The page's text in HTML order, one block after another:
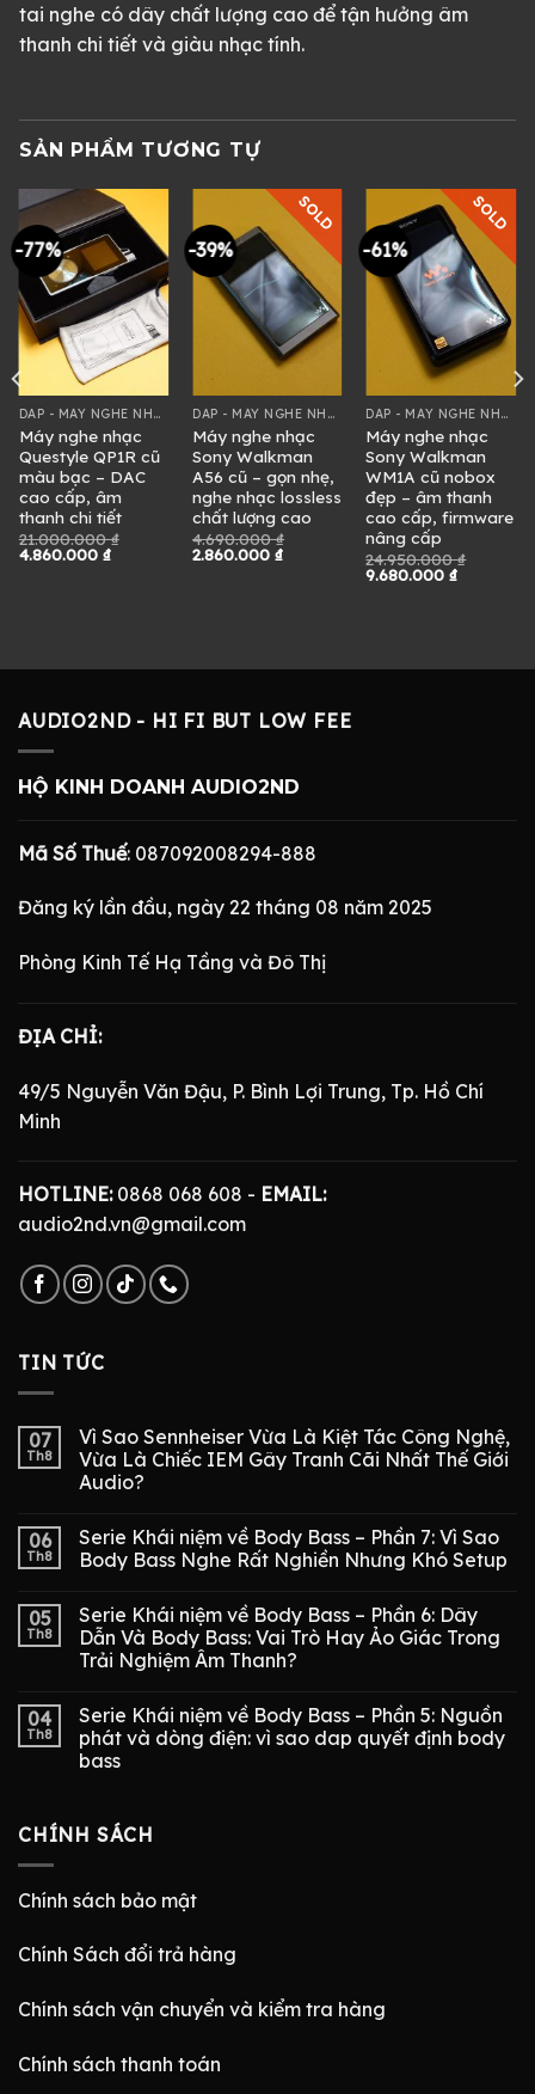
tai nghe có dây chất lượng cao để tận hưởng âm
thanh chi tiết và giàu nhạc tính.
SẢN PHẨM TƯƠNG TỰ
-77%
DAP - MÁY NGHE NHẠC
Máy nghe nhạc
Questyle QP1R cũ
màu bạc – DAC
cao cấp, âm
thanh chi tiết
21.000.000₫
Giá
4.860.000 ₫Giá
-39%
SOLD
DAP - MÁY NGHE NHẠC
Máy nghe nhạc
Sony Walkman
A56 cũ – gọn nhẹ,
nghe nhạc lossless
chất lượng cao
4.690.000₫
Giá
2.860.000₫Giá
-61%
SOLD
DAP - MÁY NGHE NHẠC
Máy nghe nhạc
Sony Walkman
WM1A cũ nobox
đẹp – âm thanh
cao cấp, firmware
nâng cấp
24.950.000₫
Giá
9.680.000₫Giá
AUDIO2ND - HI FI BUT LOW FEE
HỘ KINH DOANH AUDIO2ND
Mã Số Thuế: 087092008294-888
Đăng ký lần đầu, ngày 22 tháng 08 năm 2025
Phòng Kinh Tế Hạ Tầng và Đô Thị
ĐỊA CHỈ:
49/5 Nguyễn Văn Đậu, P. Bình Lợi Trung, Tp. Hồ Chí
Minh
HOTLINE:0868 068 608 - EMAIL:
audio2nd.vn@gmail.com
TIN TỨC
07
Th8
Vì Sao Sennheiser Vừa Là Kiệt Tác Công Nghệ,
Vừa Là Chiếc IEM Gây Tranh Cãi Nhất Thế Giới
Audio?
06
Th8
Serie Khái niệm về Body Bass – Phần 7: Vì Sao
Body Bass Nghe Rất Nghiền Nhưng Khó Setup
05
Th8
Serie Khái niệm về Body Bass – Phần 6: Dây
Dẫn Và Body Bass: Vai Trò Hay Ảo Giác Trong
Trải Nghiệm Âm Thanh?
04
Th8
Serie Khái niệm về Body Bass – Phần 5: Nguồn
phát và dòng điện: vì sao dap quyết định body
bass
CHÍNH SÁCH
Chính sách bảo mật
Chính Sách đổi trả hàng
Chính sách vận chuyển và kiểm tra hàng
Chính sách thanh toán